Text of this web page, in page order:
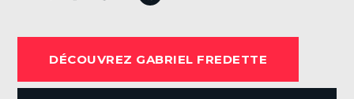
e
b
DÉCOUVREZ GABRIEL FREDETTE